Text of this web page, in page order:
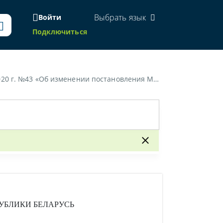
Войти
Подключиться
Выбрать язык
защиты Республики Беларусь от 28 ноября 2013 г. № 111»
БЕЛАРУСЬ